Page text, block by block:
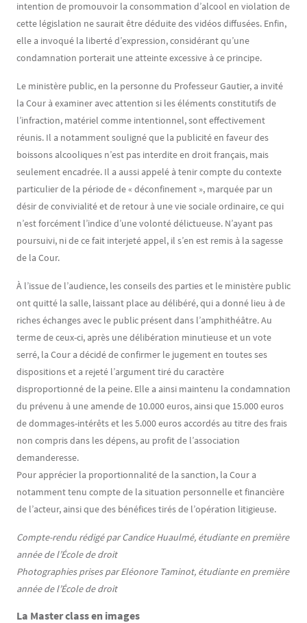
intention de promouvoir la consommation d’alcool en violation de
cette législation ne saurait être déduite des vidéos diffusées. Enfin,
elle a invoqué la liberté d’expression, considérant qu’une
condamnation porterait une atteinte excessive à ce principe.
Le ministère public, en la personne du Professeur Gautier, a invité
la Cour à examiner avec attention si les éléments constitutifs de
l’infraction, matériel comme intentionnel, sont effectivement
réunis. Il a notamment souligné que la publicité en faveur des
boissons alcooliques n’est pas interdite en droit français, mais
seulement encadrée. Il a aussi appelé à tenir compte du contexte
particulier de la période de « déconfinement », marquée par un
désir de convivialité et de retour à une vie sociale ordinaire, ce qui
n’est forcément l’indice d’une volonté délictueuse. N’ayant pas
poursuivi, ni de ce fait interjeté appel, il s’en est remis à la sagesse
de la Cour.
À l’issue de l’audience, les conseils des parties et le ministère public
ont quitté la salle, laissant place au délibéré, qui a donné lieu à de
riches échanges avec le public présent dans l’amphithéâtre. Au
terme de ceux-ci, après une délibération minutieuse et un vote
serré, la Cour a décidé de confirmer le jugement en toutes ses
dispositions et a rejeté l’argument tiré du caractère
disproportionné de la peine. Elle a ainsi maintenu la condamnation
du prévenu à une amende de 10.000 euros, ainsi que 15.000 euros
de dommages-intérêts et les 5.000 euros accordés au titre des frais
non compris dans les dépens, au profit de l’association
demanderesse.
Pour apprécier la proportionnalité de la sanction, la Cour a
notamment tenu compte de la situation personnelle et financière
de l’acteur, ainsi que des bénéfices tirés de l’opération litigieuse.
Compte-rendu rédigé par Candice Huaulmé, étudiante en première
année de l’École de droit
Photographies prises par Eléonore Taminot, étudiante en première
année de l’École de droit
La Master class en images